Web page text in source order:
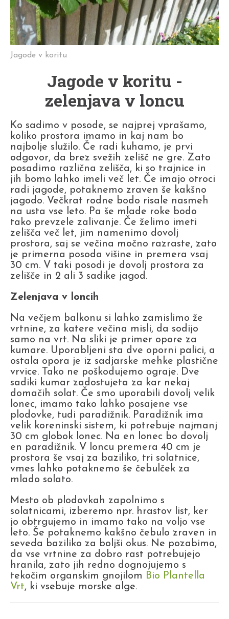
Jagode v koritu
Jagode v koritu -
zelenjava v loncu
Ko sadimo v posode, se najprej vprašamo,
koliko prostora imamo in kaj nam bo
najbolje služilo. Če radi kuhamo, je prvi
odgovor, da brez svežih zelišč ne gre. Zato
posadimo različna zelišča, ki so trajnice in
jih bomo lahko imeli več let. Če imajo otroci
radi jagode, potaknemo zraven še kakšno
jagodo. Večkrat rodne bodo risale nasmeh
na usta vse leto. Pa še mlade roke bodo
tako prevzele zalivanje. Če želimo imeti
zelišča več let, jim namenimo dovolj
prostora, saj se večina močno razraste, zato
je primerna posoda višine in premera vsaj
30 cm. V taki posodi je dovolj prostora za
zelišče in 2 ali 3 sadike jagod.
Zelenjava v loncih
Na večjem balkonu si lahko zamislimo že
vrtnine, za katere večina misli, da sodijo
samo na vrt. Na sliki je primer opore za
kumare. Uporabljeni sta dve oporni palici, a
ostala opora je iz sadjarske mehke plastične
vrvice. Tako ne poškodujemo ograje. Dve
sadiki kumar zadostujeta za kar nekaj
domačih solat. Če smo uporabili dovolj velik
lonec, imamo tako lahko posajene vse
plodovke, tudi paradižnik. Paradižnik ima
velik koreninski sistem, ki potrebuje najmanj
30 cm globok lonec. Na en lonec bo dovolj
en paradižnik. V loncu premera 40 cm je
prostora še vsaj za baziliko, tri solatnice,
vmes lahko potaknemo še čebulček za
mlado solato.
Mesto ob plodovkah zapolnimo s
solatnicami, izberemo npr. hrastov list, ker
jo obtrgujemo in imamo tako na voljo vse
leto. Še potaknemo kakšno čebulo zraven in
seveda baziliko za boljši okus. Ne pozabimo,
da vse vrtnine za dobro rast potrebujejo
hranila, zato jih redno dognojujemo s
tekočim organskim gnojilom Bio Plantella
Vrt, ki vsebuje morske alge.